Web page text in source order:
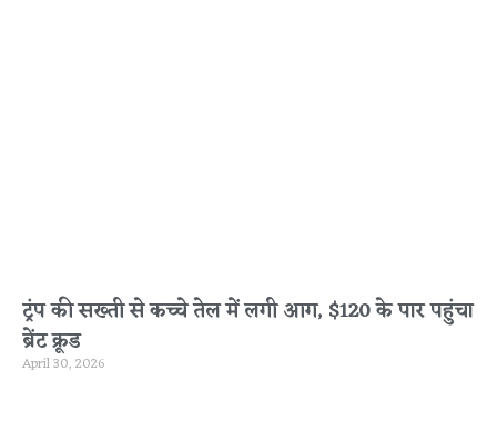
ट्रंप की सख्ती से कच्चे तेल में लगी आग, $120 के पार पहुंचा
ब्रेंट क्रूड
April 30, 2026